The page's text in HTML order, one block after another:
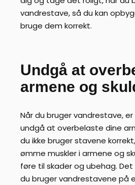
vandrestave, så du kan
bruge dem korrekt.
Undgå at
armene og
Når du bruger vandrestave,
undgå at overbelaste dine
du ikke bruger stavene
ømme muskler i armene og
føre til skader og ubehag.
du bruger vandrestavene på